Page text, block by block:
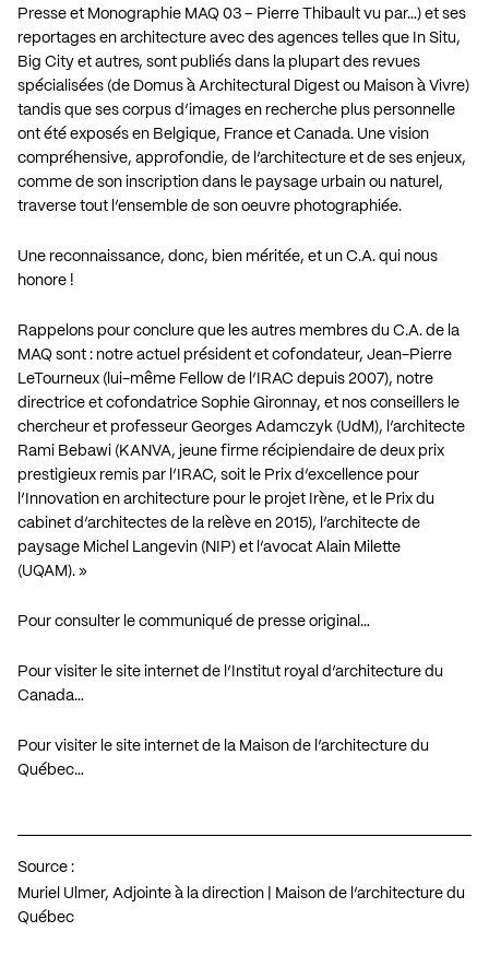
Presse et Monographie MAQ 03 – Pierre Thibault vu par…) et ses
reportages en architecture avec des agences telles que In Situ,
Big City et autres, sont publiés dans la plupart des revues
spécialisées (de Domus à Architectural Digest ou Maison à Vivre)
tandis que ses corpus d’images en recherche plus personnelle
ont été exposés en Belgique, France et Canada. Une vision
compréhensive, approfondie, de l’architecture et de ses enjeux,
comme de son inscription dans le paysage urbain ou naturel,
traverse tout l’ensemble de son oeuvre photographiée.
Une reconnaissance, donc, bien méritée, et un C.A. qui nous
honore !
Rappelons pour conclure que les autres membres du C.A. de la
MAQ sont : notre actuel président et cofondateur, Jean-Pierre
LeTourneux (lui-même Fellow de l’IRAC depuis 2007), notre
directrice et cofondatrice Sophie Gironnay, et nos conseillers le
chercheur et professeur Georges Adamczyk (UdM), l’architecte
Rami Bebawi (KANVA, jeune firme récipiendaire de deux prix
prestigieux remis par l’IRAC, soit le Prix d’excellence pour
l’Innovation en architecture pour le projet Irène, et le Prix du
cabinet d’architectes de la relève en 2015), l’architecte de
paysage Michel Langevin (NIP) et l’avocat Alain Milette
(UQAM). »
Pour consulter le communiqué de presse original…
Pour visiter le site internet de l’Institut royal d’architecture du
Canada…
Pour visiter le site internet de la Maison de l’architecture du
Québec…
Source :
Muriel Ulmer, Adjointe à la direction | Maison de l’architecture du
Québec